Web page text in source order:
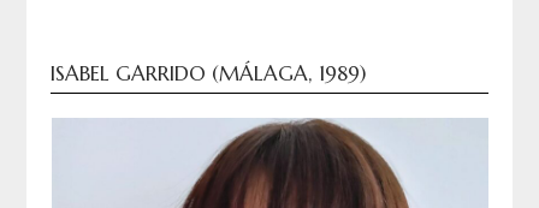
ISABEL GARRIDO (MÁLAGA, 1989)